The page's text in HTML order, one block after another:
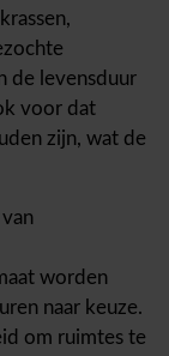
de levensduur
voor dat
zijn, wat de
worden
naar keuze.
om ruimtes te